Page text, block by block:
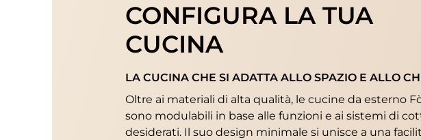
CONFIGURA LA TUA
CUCINA
LA CUCINA CHE SI ADATTA ALLO SPAZIO E ALLO
Oltre ai materiali di alta qualità, le cucine da esterno
sono modulabili in base alle funzioni e ai sistemi di
desiderati. Il suo design minimale si unisce a una